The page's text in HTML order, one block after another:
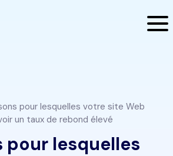
pour lesquelles votre site Web
un taux de rebond élevé
pour lesquelles